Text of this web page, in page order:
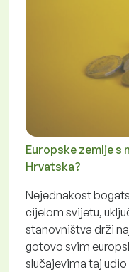
Europske zemlje s
Hrvatska?
Nejednakost
cijelom svijetu,
stanovništva drži
gotovo svim
slučajevima taj